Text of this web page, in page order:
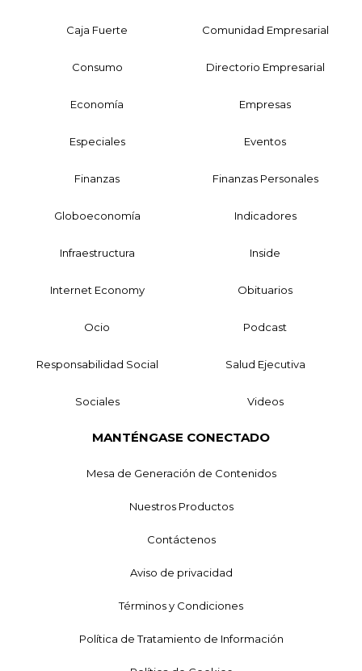
Caja Fuerte Comunidad Empresarial
Consumo Directorio Empresarial
Economía Empresas
Especiales Eventos
Finanzas Finanzas Personales
Globoeconomía Indicadores
Infraestructura Inside
Internet Economy Obituarios
Ocio Podcast
Responsabilidad Social Salud Ejecutiva
Sociales Videos
MANTÉNGASE CONECTADO
Mesa de Generación de Contenidos
Nuestros Productos
Contáctenos
Aviso de privacidad
Términos y Condiciones
Política de Tratamiento de Información